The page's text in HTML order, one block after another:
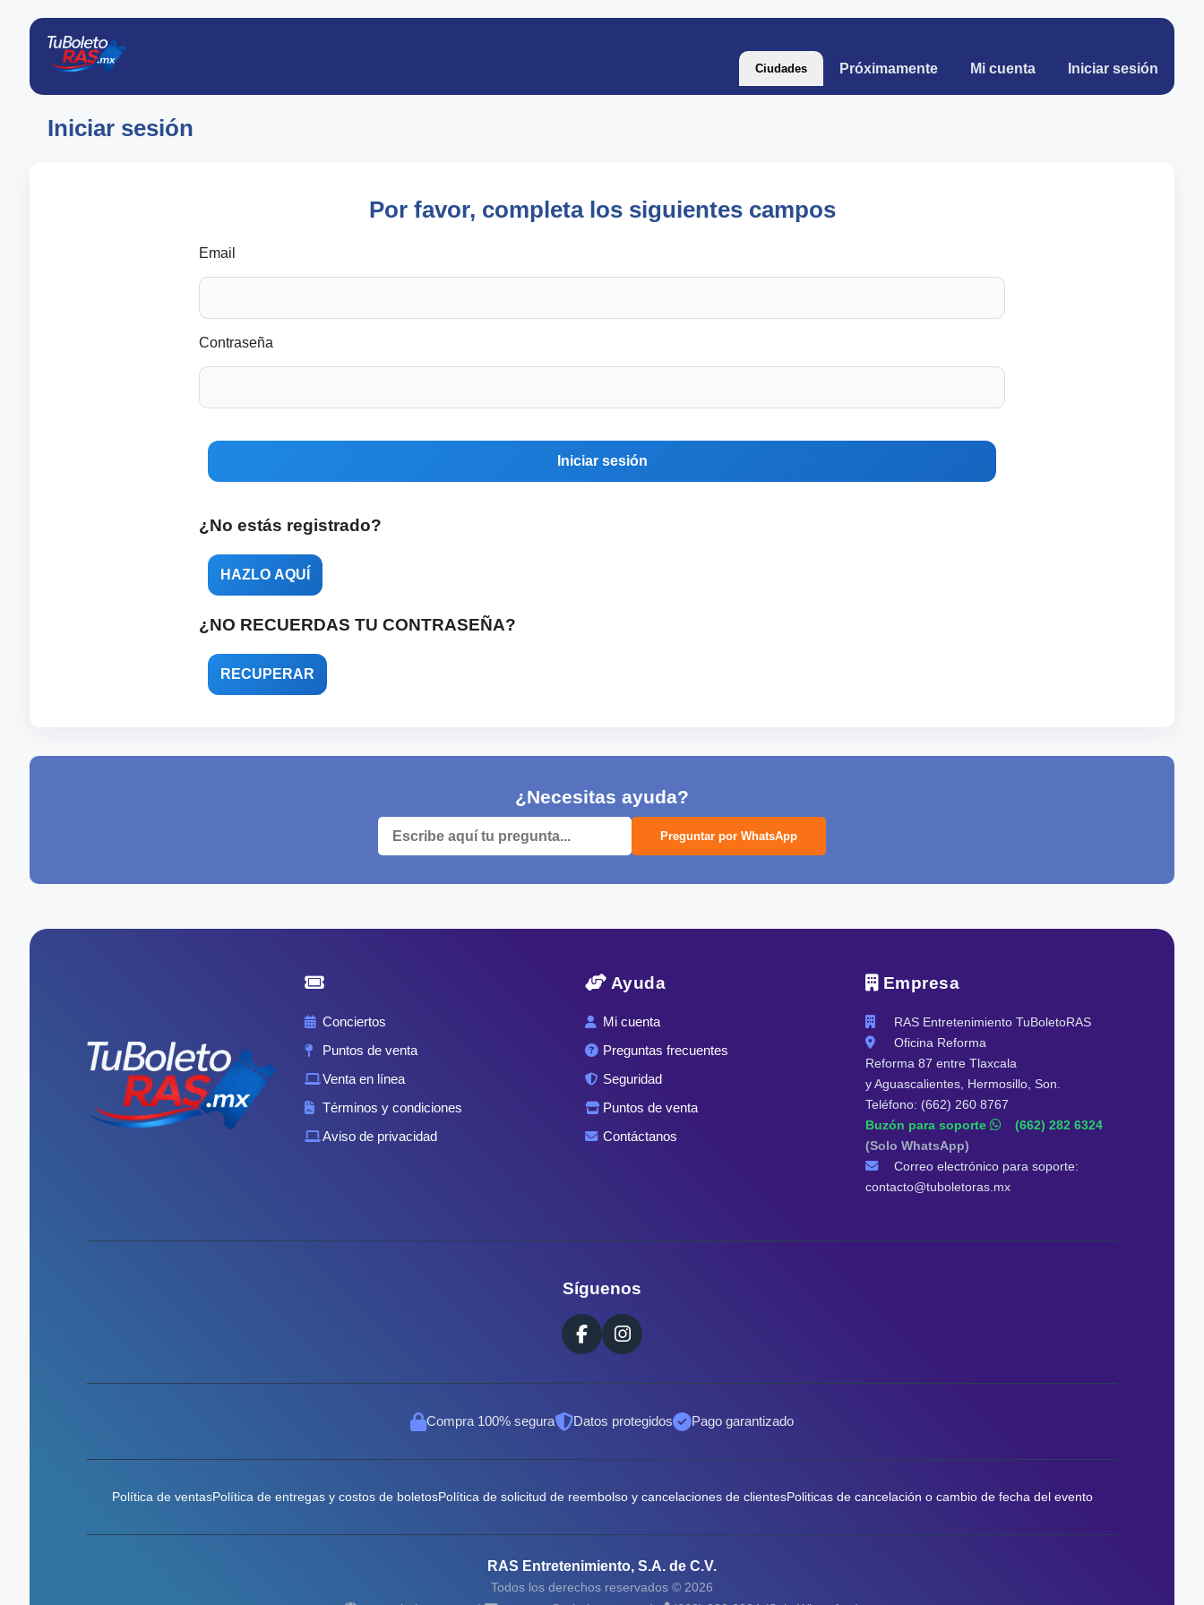
Ciudades Próximamente Mi cuenta Iniciar sesión
Iniciar sesión
Por favor, completa los siguientes campos
Email
Contraseña
Iniciar sesión
¿No estás registrado?
HAZLO AQUÍ
¿NO RECUERDAS TU CONTRASEÑA?
RECUPERAR
¿Necesitas ayuda?
Preguntar por WhatsApp
Conciertos
Puntos de venta
Venta en línea
Términos y condiciones
Aviso de privacidad
Ayuda
Mi cuenta
Preguntas frecuentes
Seguridad
Puntos de venta
Contáctanos
Empresa
RAS Entretenimiento TuBoletoRAS
Oficina Reforma
Reforma 87 entre Tlaxcala
y Aguascalientes, Hermosillo, Son.
Teléfono: (662) 260 8767
Buzón para soporte
(662) 282 6324
(Solo WhatsApp)
Correo electrónico para soporte:
contacto@tuboletoras.mx
Síguenos
Compra 100% segura Datos protegidos Pago garantizado
Política de ventasPolítica de entregas y costos de boletosPolítica de solicitud de reembolso y cancelaciones de clientesPoliticas de cancelación o cambio de fecha del evento
RAS Entretenimiento, S.A. de C.V.
Todos los derechos reservados © 2026